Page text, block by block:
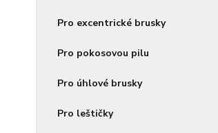
Pro excentrické brusky
Pro pokosovou pilu
Pro úhlové brusky
Pro leštičky